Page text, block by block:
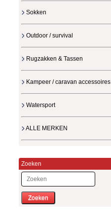
Sokken
Outdoor / survival
Rugzakken & Tassen
Kampeer / caravan accessoires
Watersport
ALLE MERKEN
Zoeken
Zoeken